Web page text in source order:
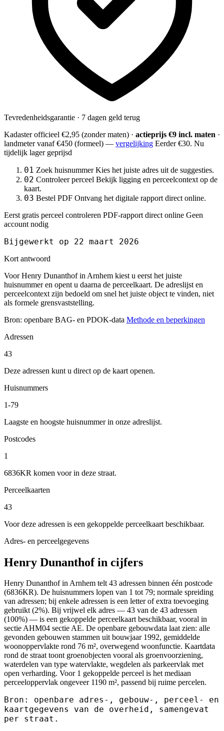
Tevredenheidsgarantie · 7 dagen geld terug
Kadaster officieel €2,95 (zonder maten) · actieprijs €9 incl. maten ·
landmetervanaf €450 (formeel) — vergelijking Eerder €30. Nu
tijdelijk lager geprijsd
01 Zoek huisnummer Kies het juiste adres uit de suggesties.
02 Controleer perceel Bekijk ligging en perceelcontext op de
kaart.
03 Bestel PDF Ontvang het digitale rapport direct online.
Eerst gratis perceel controleren PDF-rapport direct online Geen
account nodig
Bijgewerkt op 22 maart 2026
Kort antwoord
Voor Henry Dunanthof in Arnhem kiest u eerst het juiste
huisnummer en opent u daarna de perceelkaart. De adreslijst en
perceelcontext zijn bedoeld om snel het juiste object te vinden, niet
als formele grensvaststelling.
Bron: openbare BAG- en PDOK-data Methode en beperkingen
Adressen
43
Deze adressen kunt u direct op de kaart openen.
Huisnummers
1-79
Laagste en hoogste huisnummer in onze adreslijst.
Postcodes
1
6836KR komen voor in deze straat.
Perceelkaarten
43
Voor deze adressen is een gekoppelde perceelkaart beschikbaar.
Adres- en perceelgegevens
Henry Dunanthof in cijfers
Henry Dunanthof in Arnhem telt 43 adressen binnen één postcode
(6836KR). De huisnummers lopen van 1 tot 79; normale spreiding
van adressen; bij enkele adressen is een letter of extra toevoeging
gebruikt (2%). Bij vrijwel elk adres — 43 van de 43 adressen
(100%) — is een gekoppelde perceelkaart beschikbaar, vooral in
sectie AHM04 sectie AE. De openbare gebouwdata laat zien: alle
gevonden gebouwen stammen uit bouwjaar 1992, gemiddelde
woonoppervlakte rond 76 m², overwegend woonfunctie. Kaartdata
rond de straat toont groenobjecten vooral als groenvoorziening,
waterdelen van type watervlakte, wegdelen als parkeervlak met
open verharding. Voor 1 gekoppelde perceel is het mediaan
perceeloppervlak ongeveer 1190 m², passend bij ruime percelen.
Bron: openbare adres-, gebouw-, perceel- en
kaartgegevens van de overheid, samengevat
per straat.